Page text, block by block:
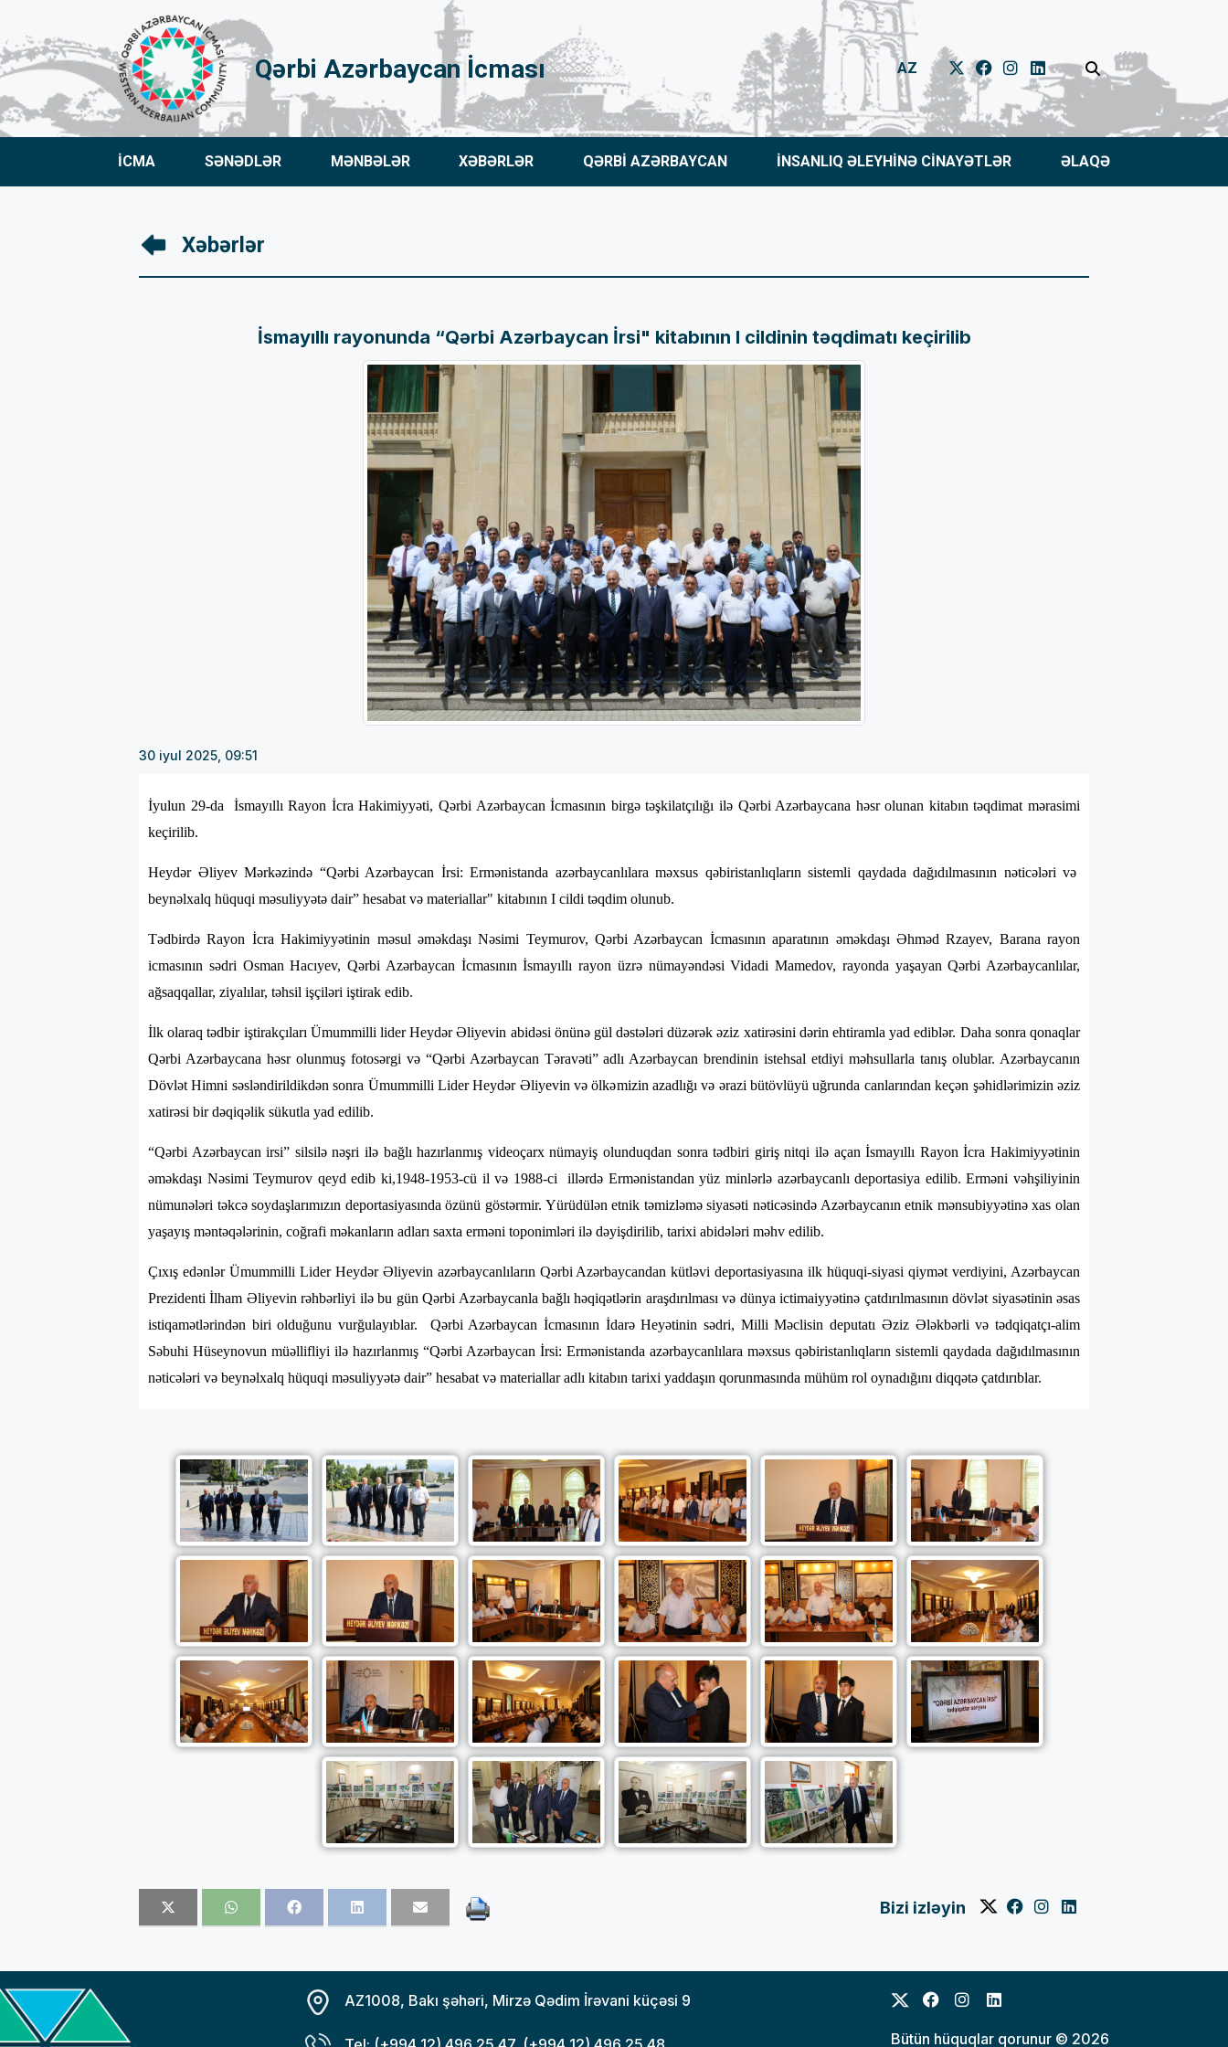
Qərbi Azərbaycan İcması AZ
İCMA SƏNƏDLƏR MƏNBƏLƏR XƏBƏRLƏR QƏRBİ AZƏRBAYCAN İNSANLIQ ƏLEYHİNƏ CİNAYƏTLƏR ƏLAQƏ
Xəbərlər
İsmayıllı rayonunda “Qərbi Azərbaycan İrsi" kitabının I cildinin təqdimatı keçirilib
30 iyul 2025, 09:51
İyulun 29-da İsmayıllı Rayon İcra Hakimiyyəti, Qərbi Azərbaycan İcmasının birgə təşkilatçılığı ilə Qərbi Azərbaycana həsr olunan kitabın təqdimat mərasimi
keçirilib.
Heydər Əliyev Mərkəzində “Qərbi Azərbaycan İrsi: Ermənistanda azərbaycanlılara məxsus qəbiristanlıqların sistemli qaydada dağıdılmasının nəticələri və
beynəlxalq hüquqi məsuliyyətə dair” hesabat və materiallar" kitabının I cildi təqdim olunub.
Tədbirdə Rayon İcra Hakimiyyətinin məsul əməkdaşı Nəsimi Teymurov, Qərbi Azərbaycan İcmasının aparatının əməkdaşı Əhməd Rzayev, Barana rayon
icmasının sədri Osman Hacıyev, Qərbi Azərbaycan İcmasının İsmayıllı rayon üzrə nümayəndəsi Vidadi Mamedov, rayonda yaşayan Qərbi Azərbaycanlılar,
ağsaqqallar, ziyalılar, təhsil işçiləri iştirak edib.
İlk olaraq tədbir iştirakçıları Ümummilli lider Heydər Əliyevin abidəsi önünə gül dəstələri düzərək əziz xatirəsini dərin ehtiramla yad ediblər. Daha sonra qonaqlar
Qərbi Azərbaycana həsr olunmuş fotosərgi və “Qərbi Azərbaycan Təravəti” adlı Azərbaycan brendinin istehsal etdiyi məhsullarla tanış olublar. Azərbaycanın
Dövlət Himni səsləndirildikdən sonra Ümummilli Lider Heydər Əliyevin və ölkəmizin azadlığı və ərazi bütövlüyü uğrunda canlarından keçən şəhidlərimizin əziz
xatirəsi bir dəqiqəlik sükutla yad edilib.
“Qərbi Azərbaycan irsi” silsilə nəşri ilə bağlı hazırlanmış videoçarx nümayiş olunduqdan sonra tədbiri giriş nitqi ilə açan İsmayıllı Rayon İcra Hakimiyyətinin
əməkdaşı Nəsimi Teymurov qeyd edib ki,1948-1953-cü il və 1988-ci illərdə Ermənistandan yüz minlərlə azərbaycanlı deportasiya edilib. Erməni vəhşiliyinin
nümunələri təkcə soydaşlarımızın deportasiyasında özünü göstərmir. Yürüdülən etnik təmizləmə siyasəti nəticəsində Azərbaycanın etnik mənsubiyyətinə xas olan
yaşayış məntəqələrinin, coğrafi məkanların adları saxta erməni toponimləri ilə dəyişdirilib, tarixi abidələri məhv edilib.
Çıxış edənlər Ümummilli Lider Heydər Əliyevin azərbaycanlıların Qərbi Azərbaycandan kütləvi deportasiyasına ilk hüquqi-siyasi qiymət verdiyini, Azərbaycan
Prezidenti İlham Əliyevin rəhbərliyi ilə bu gün Qərbi Azərbaycanla bağlı həqiqətlərin araşdırılması və dünya ictimaiyyətinə çatdırılmasının dövlət siyasətinin əsas
istiqamətlərindən biri olduğunu vurğulayıblar. Qərbi Azərbaycan İcmasının İdarə Heyətinin sədri, Milli Məclisin deputatı Əziz Ələkbərli və tədqiqatçı-alim
Səbuhi Hüseynovun müəllifliyi ilə hazırlanmış “Qərbi Azərbaycan İrsi: Ermənistanda azərbaycanlılara məxsus qəbiristanlıqların sistemli qaydada dağıdılmasının
nəticələri və beynəlxalq hüquqi məsuliyyətə dair” hesabat və materiallar adlı kitabın tarixi yaddaşın qorunmasında mühüm rol oynadığını diqqətə çatdırıblar.
Bizi izləyin
AZ1008, Bakı şəhəri, Mirzə Qədim İrəvani küçəsi 9
Bütün hüquqlar qorunur © 2026